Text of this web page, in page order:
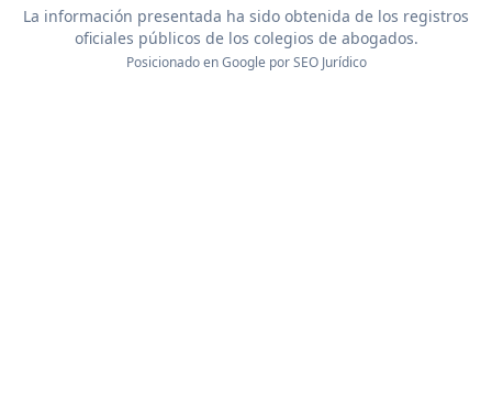
La información presentada ha sido obtenida de los registros
oficiales públicos de los colegios de abogados.
Posicionado en Google porSEO Jurídico